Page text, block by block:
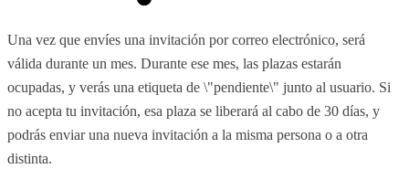
Una vez que envíes una invitación por correo electrónico, será
válida durante un mes. Durante ese mes, las plazas estarán
ocupadas, y verás una etiqueta de \"pendiente\" junto al usuario. Si
no acepta tu invitación, esa plaza se liberará al cabo de 30 días, y
podrás enviar una nueva invitación a la misma persona o a otra
distinta.